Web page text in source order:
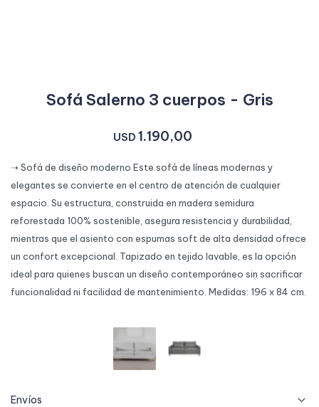
Sofá Salerno 3 cuerpos - Gris
USD 1.190,00
➝ Sofá de diseño moderno Este sofá de líneas modernas y
elegantes se convierte en el centro de atención de cualquier
espacio. Su estructura, construida en madera semidura
reforestada 100% sostenible, asegura resistencia y durabilidad,
mientras que el asiento con espumas soft de alta densidad ofrece
un confort excepcional. Tapizado en tejido lavable, es la opción
ideal para quienes buscan un diseño contemporáneo sin sacrificar
funcionalidad ni facilidad de mantenimiento. Medidas: 196 x 84 cm.
Envíos